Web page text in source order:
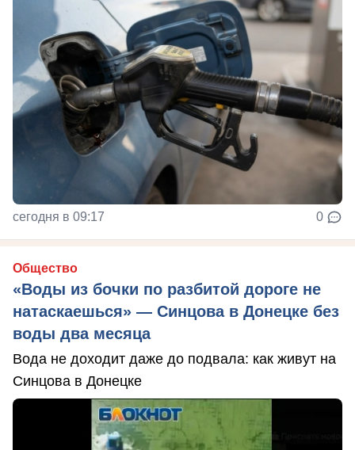
сегодня в 09:17 0
Общество
«Воды из бочки по разбитой дороге не
натаскаешься» — Синцова в Донецке без
воды два месяца
Вода не доходит даже до подвала: как живут на
Синцова в Донецке